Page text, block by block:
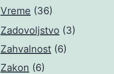
Vreme (36)
Zadovoljstvo (3)
Zahvalnost (6)
Zakon (6)